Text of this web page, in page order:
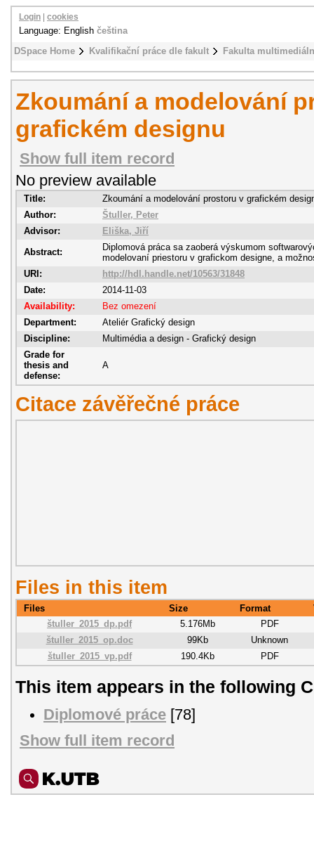
DSpace Home Kvalifikační práce dle fakult Fakulta
Login cookies
Language: English čeština
Zkoumání a modelování
grafickém designu
Show full item record
No preview available
Title:
Zkoumání a modelování prostoru v grafickém
Author:
Štuller, Peter
Advisor:
Eliška, Jiří
Abstract:
Diplomová práca sa zaoberá výskumom
modelovaní priestoru v grafickom designe, a
URI:
http://hdl.handle.net/10563/31848
Date:
2014-11-03
Availability:
Bez omezení
Department:
Ateliér Grafický design
Discipline:
Multimédia a design - Grafický design
Grade for
thesis and
defense:
A
Citace závěřečné práce
Files in this item
Files Size Format
štuller_2015_dp.pdf
5.176Mb
PDF
štuller_2015_op.doc
99Kb
Unknown
štuller_2015_vp.pdf
190.4Kb PDF
This item appears in the following
Diplomové práce [78]
Show full item record